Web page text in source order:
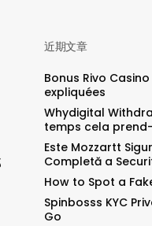
近期文章
Bonus Rivo
expliquées
Whydigital
temps cela
Este Mozzartt
Completă a
How to Spot a
Spinbosss KYC
Go